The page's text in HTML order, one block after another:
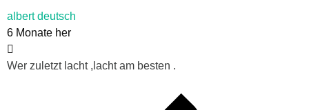
albert deutsch
6 Monate her
Wer zuletzt lacht ,lacht am besten .